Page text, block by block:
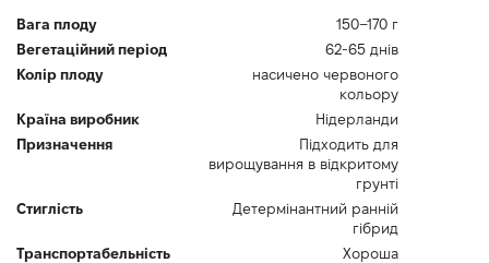
Вага плоду
150–170 г
Вегетаційний період
62-65 днів
Колір плоду
насичено червоного
кольору
Країна виробник
Нідерланди
Призначення
Підходить для
вирощування в відкритому
грунті
Стиглість
Детермінантний ранній
гібрид
Транспортабельність
Хороша